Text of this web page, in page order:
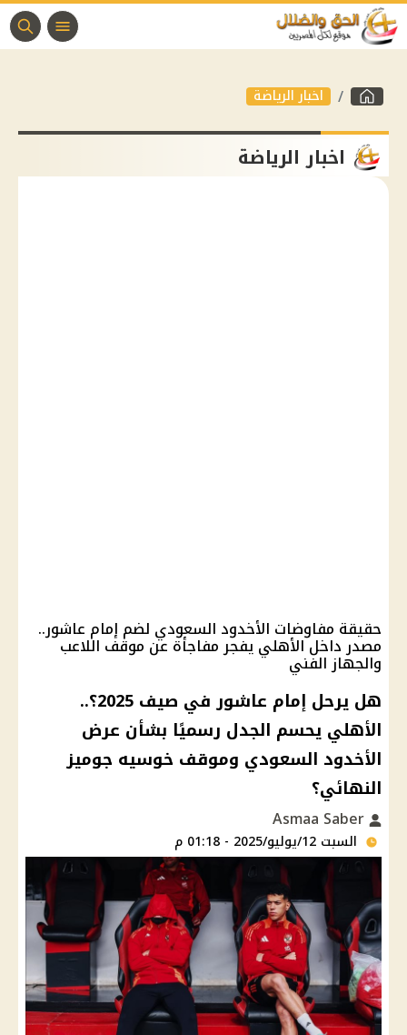
اخبار الرياضة
اخبار الرياضة
حقيقة مفاوضات الأخدود السعودي لضم إمام عاشور..
مصدر داخل الأهلي يفجر مفاجأة عن موقف اللاعب
والجهاز الفني
هل يرحل إمام عاشور في صيف 2025؟..
الأهلي يحسم الجدل رسميًا بشأن عرض
الأخدود السعودي وموقف خوسيه جوميز
النهائي؟
السبت 12/يوليو/2025 - 01:18 م